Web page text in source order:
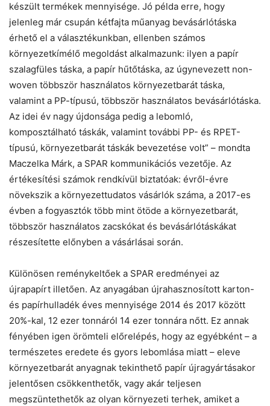
készült termékek mennyisége. Jó példa erre, hogy
jelenleg már csupán kétfajta műanyag bevásárlótáska
érhető el a választékunkban, ellenben számos
környezetkímélő megoldást alkalmazunk: ilyen a papír
szalagfüles táska, a papír hűtőtáska, az úgynevezett non-
woven többször használatos környezetbarát táska,
valamint a PP-típusú, többször használatos bevásárlótáska.
Az idei év nagy újdonsága pedig a lebomló,
komposztálható táskák, valamint további PP- és RPET-
típusú, környezetbarát táskák bevezetése volt” – mondta
Maczelka Márk, a SPAR kommunikációs vezetője. Az
értékesítési számok rendkívül biztatóak: évről-évre
növekszik a környezettudatos vásárlók száma, a 2017-es
évben a fogyasztók több mint ötöde a környezetbarát,
többször használatos zacskókat és bevásárlótáskákat
részesítette előnyben a vásárlásai során.
Különösen reménykeltőek a SPAR eredményei az
újrapapírt illetően. Az anyagában újrahasznosított karton-
és papírhulladék éves mennyisége 2014 és 2017 között
20%-kal, 12 ezer tonnáról 14 ezer tonnára nőtt. Ez annak
fényében igen örömteli előrelépés, hogy az egyébként – a
természetes eredete és gyors lebomlása miatt – eleve
környezetbarát anyagnak tekinthető papír újragyártásakor
jelentősen csökkenthetők, vagy akár teljesen
megszüntethetők az olyan környezeti terhek, amiket a
Chat Mr wAIste Close
Helló! Miben segíthetek ma?